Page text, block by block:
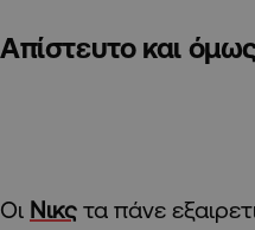
Απίστευτο και
Οι Νικς τα πάνε